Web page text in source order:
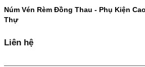
Núm Vén Rèm Đồng Thau - Phụ Kiện
Thự
Liên hệ